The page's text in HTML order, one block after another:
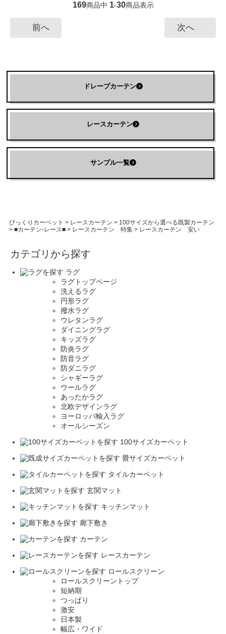
169商品中 1-30商品表示
前へ 次へ
ドレープカーテン
レースカーテン
サンプル一覧
びっくりカーペット > レースカーテン > 100サイズから選べる既製カーテン
> ■カーテン-レース■> レースカーテン 特集> レースカーテン 安い
カテゴリから探す
ラグ
ラグトップページ
洗えるラグ
円形ラグ
撥水ラグ
ウレタンラグ
ダイニングラグ
キッズラグ
防炎ラグ
防音ラグ
防ダニラグ
シャギーラグ
ウールラグ
あったかラグ
北欧デザインラグ
ヨーロッパ輸入ラグ
オールシーズン
100サイズカーペット
畳サイズカーペット
タイルカーペット
玄関マット
キッチンマット
廊下敷き
カーテン
レースカーテン
ロールスクリーン
ロールスクリーントップ
短納期
つっぱり
激安
日本製
幅広・ワイド